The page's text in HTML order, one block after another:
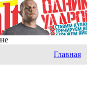
Главная